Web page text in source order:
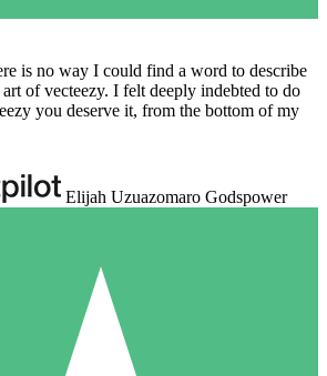
is no way I could find a word to describe
art of vecteezy. I felt deeply indebted to do
you deserve it, from the bottom of my
Elijah Uzuazomaro Godspower